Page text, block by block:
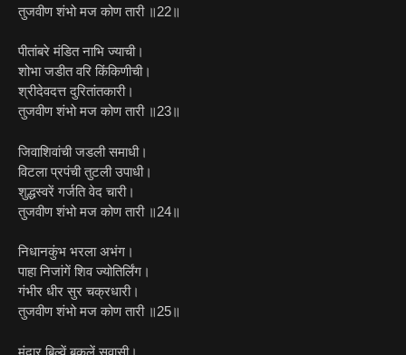
तुजवीण शंभो मज कोण तारी ॥22॥
पीतांबरे मंडित नाभि ज्याची।
शोभा जडीत वरि किंकिणीची।
श्रीदेवदत्त दुरितांतकारी।
तुजवीण शंभो मज कोण तारी ॥23॥
जिवाशिवांची जडली समाधी।
विटला प्रपंची तुटली उपाधी।
शुद्धस्वरें गर्जति वेद चारी।
तुजवीण शंभो मज कोण तारी ॥24॥
निधानकुंभ भरला अभंग।
पाहा निजांगें शिव ज्योतिर्लिंग।
गंभीर धीर सुर चक्रधारी।
तुजवीण शंभो मज कोण तारी ॥25॥
मंदार बिल्वें बकुलें सुवासी।